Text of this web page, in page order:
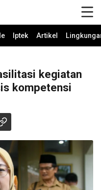
Iptek Artikel
kegiatan
kompetensi